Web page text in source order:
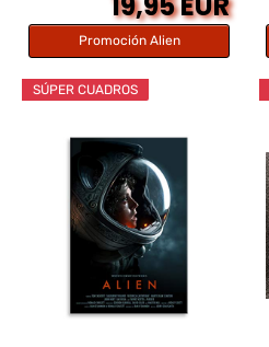
Promoción Alien
SÚPER CUADROS